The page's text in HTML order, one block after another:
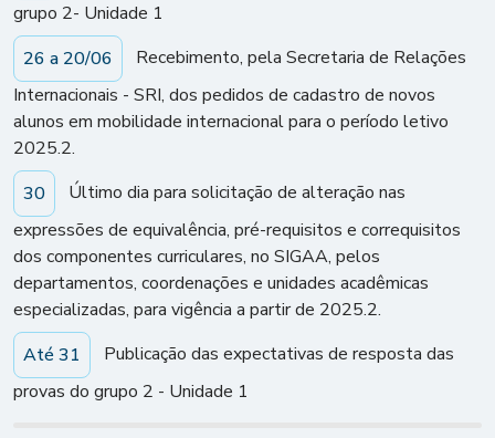
grupo 2- Unidade 1
26 a 20/06
Recebimento, pela Secretaria de Relações
Internacionais - SRI, dos pedidos de cadastro de novos
alunos em mobilidade internacional para o período letivo
2025.2.
30
Último dia para solicitação de alteração nas
expressões de equivalência, pré-requisitos e correquisitos
dos componentes curriculares, no SIGAA, pelos
departamentos, coordenações e unidades acadêmicas
especializadas, para vigência a partir de 2025.2.
Até 31
Publicação das expectativas de resposta das
provas do grupo 2 - Unidade 1